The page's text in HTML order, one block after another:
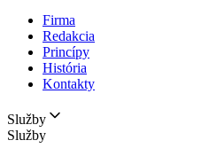
Firma
Redakcia
Princípy
História
Kontakty
Služby
Služby